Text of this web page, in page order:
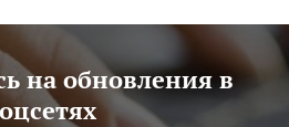
на обновления в